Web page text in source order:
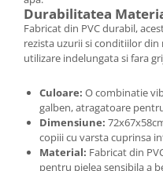
Durabilitatea
Fabricat din PVC durabil,
rezista uzurii si conditiilor
utilizare indelungata si fara
Culoare: O combinatie
galben, atragatoare
Dimensiune:
copiii cu varsta cuprinsa
Material: Fabricat din
pentru pielea sensibila a